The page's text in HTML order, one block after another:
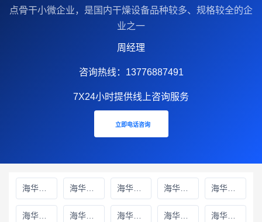
点骨干小微企业，是国内干燥设备品种较多、规格较全的企
业之一
周经理
咨询热线：13776887491
7X24小时提供线上咨询服务
立即电话咨询
海华财务雅安线上分站 海华财务绵阳线上分站 海华财务甘孜藏族自治州线上分站 海华财务巴中线上分站 海华财务阿坝藏族羌族自治州线上分站
海华财务成都线上分站 海华财务遂宁线上分站 海华财务广元线上分站 海华财务广安线上分站 海华财务德阳线上分站